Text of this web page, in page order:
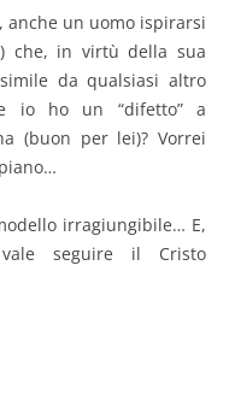
anche un uomo ispirarsi
che, in virtù della sua
da qualsiasi altro
io ho un “difetto” a
(buon per lei)? Vorrei
irragiungibile… E,
seguire il Cristo